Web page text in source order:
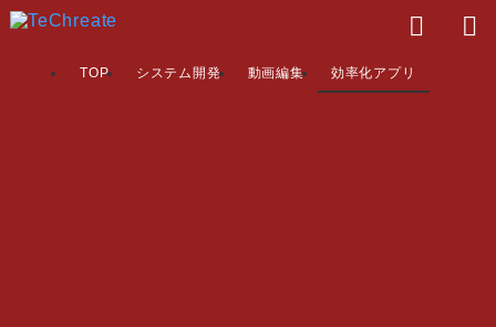
TOP システム開発 動画編集 効率化アプリ